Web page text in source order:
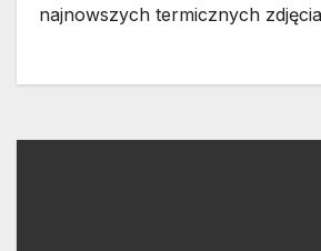
najnowszych termicznych